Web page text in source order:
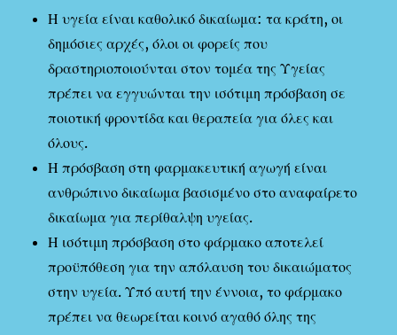
Η υγεία είναι καθολικό δικαίωμα: τα κράτη, οι
δημόσιες αρχές, όλοι οι φορείς που
δραστηριοποιούνται στον τομέα της Υγείας
πρέπει να εγγυώνται την ισότιμη πρόσβαση σε
ποιοτική φροντίδα και θεραπεία για όλες και
όλους.
Η πρόσβαση στη φαρμακευτική αγωγή είναι
ανθρώπινο δικαίωμα βασισμένο στο αναφαίρετο
δικαίωμα για περίθαλψη υγείας.
Η ισότιμη πρόσβαση στο φάρμακο αποτελεί
προϋπόθεση για την απόλαυση του δικαιώματος
στην υγεία. Υπό αυτή την έννοια, το φάρμακο
πρέπει να θεωρείται κοινό αγαθό όλης της